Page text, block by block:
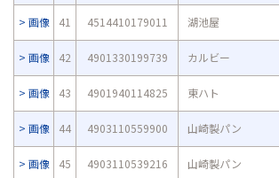
画像 41 4514410179011 湖池屋
画像 42 4901330199739 カルビー
画像 43 4901940114825 東ハト
画像 44 4903110559900 山崎製パン
画像 45 4903110539216 山崎製パン